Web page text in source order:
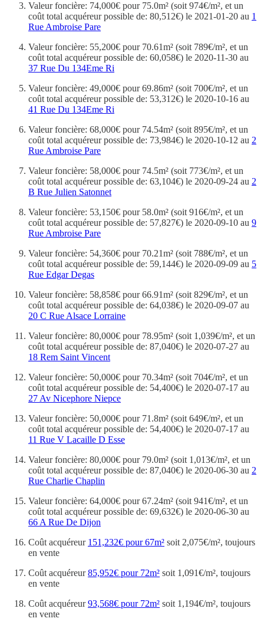
Valeur foncière: 74,000€ pour 75.0m² (soit 974€/m², et un
coût total acquéreur possible de: 80,512€) le 2021-01-20 au 1
Rue Ambroise Pare
Valeur foncière: 55,200€ pour 70.61m² (soit 789€/m², et un
coût total acquéreur possible de: 60,058€) le 2020-11-30 au
37 Rue Du 134Eme Ri
Valeur foncière: 49,000€ pour 69.86m² (soit 700€/m², et un
coût total acquéreur possible de: 53,312€) le 2020-10-16 au
41 Rue Du 134Eme Ri
Valeur foncière: 68,000€ pour 74.54m² (soit 895€/m², et un
coût total acquéreur possible de: 73,984€) le 2020-10-12 au 2
Rue Ambroise Pare
Valeur foncière: 58,000€ pour 74.5m² (soit 773€/m², et un
coût total acquéreur possible de: 63,104€) le 2020-09-24 au 2
B Rue Julien Satonnet
Valeur foncière: 53,150€ pour 58.0m² (soit 916€/m², et un
coût total acquéreur possible de: 57,827€) le 2020-09-10 au 9
Rue Ambroise Pare
Valeur foncière: 54,360€ pour 70.21m² (soit 788€/m², et un
coût total acquéreur possible de: 59,144€) le 2020-09-09 au 5
Rue Edgar Degas
Valeur foncière: 58,858€ pour 66.91m² (soit 829€/m², et un
coût total acquéreur possible de: 64,038€) le 2020-09-07 au
20 C Rue Alsace Lorraine
Valeur foncière: 80,000€ pour 78.95m² (soit 1,039€/m², et un
coût total acquéreur possible de: 87,040€) le 2020-07-27 au
18 Rem Saint Vincent
Valeur foncière: 50,000€ pour 70.34m² (soit 704€/m², et un
coût total acquéreur possible de: 54,400€) le 2020-07-17 au
27 Av Nicephore Niepce
Valeur foncière: 50,000€ pour 71.8m² (soit 649€/m², et un
coût total acquéreur possible de: 54,400€) le 2020-07-17 au
11 Rue V Lacaille D Esse
Valeur foncière: 80,000€ pour 79.0m² (soit 1,013€/m², et un
coût total acquéreur possible de: 87,040€) le 2020-06-30 au 2
Rue Charlie Chaplin
Valeur foncière: 64,000€ pour 67.24m² (soit 941€/m², et un
coût total acquéreur possible de: 69,632€) le 2020-06-30 au
66 A Rue De Dijon
Coût acquéreur 151,232€ pour 67m² soit 2,075€/m², toujours
en vente
Coût acquéreur85,952€ pour 72m² soit 1,091€/m², toujours
en vente
Coût acquéreur93,568€ pour 72m² soit 1,194€/m², toujours
en vente